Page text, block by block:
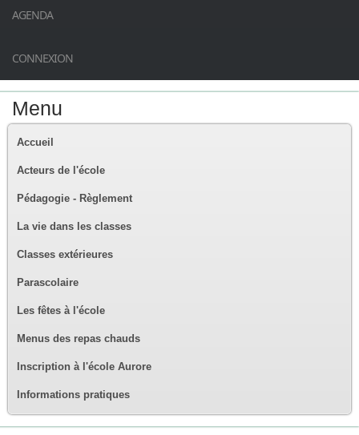
AGENDA
CONNEXION
Menu
Accueil
Acteurs de l'école
Pédagogie - Règlement
La vie dans les classes
Classes extérieures
Parascolaire
Les fêtes à l'école
Menus des repas chauds
Inscription à l'école Aurore
Informations pratiques